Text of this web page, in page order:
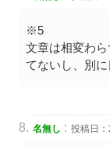
※5
文章は相変わ
てないし、別
名無し : 投稿日